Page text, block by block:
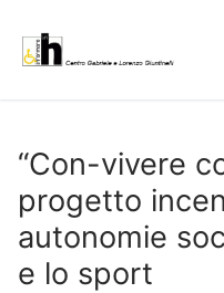
contenuto
“Con-vivere
progetto
autonomie
e lo sport